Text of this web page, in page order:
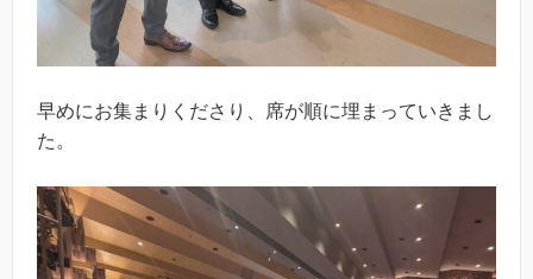
早めにお集まりくださり、席が順に埋まっていきまし
た。